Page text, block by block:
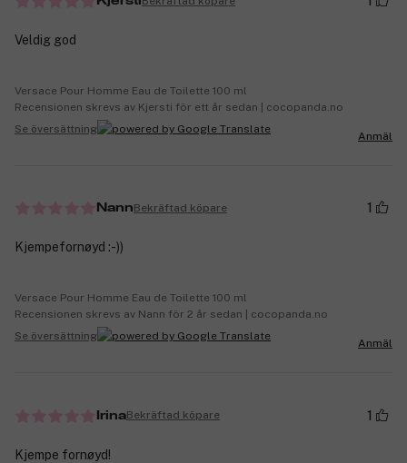
Veldig god
Versace Pour Homme Eau de Toilette 100 ml
Recensionen skrevs av Kjersti för ett år sedan | cocopanda.no
Se översättning
Anmäl
NannBekräftad köpare 1
Kjempefornøyd :-))
Versace Pour Homme Eau de Toilette 100 ml
Recensionen skrevs av Nann för 2 år sedan | cocopanda.no
Se översättning
Anmäl
IrinaBekräftad köpare 1
Kjempe fornøyd!